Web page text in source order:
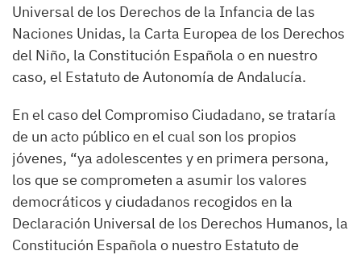
Universal de los Derechos de la Infancia de las
Naciones Unidas, la Carta Europea de los Derechos
del Niño, la Constitución Española o en nuestro
caso, el Estatuto de Autonomía de Andalucía.
En el caso del Compromiso Ciudadano, se trataría
de un acto público en el cual son los propios
jóvenes, “ya adolescentes y en primera persona,
los que se comprometen a asumir los valores
democráticos y ciudadanos recogidos en la
Declaración Universal de los Derechos Humanos, la
Constitución Española o nuestro Estatuto de